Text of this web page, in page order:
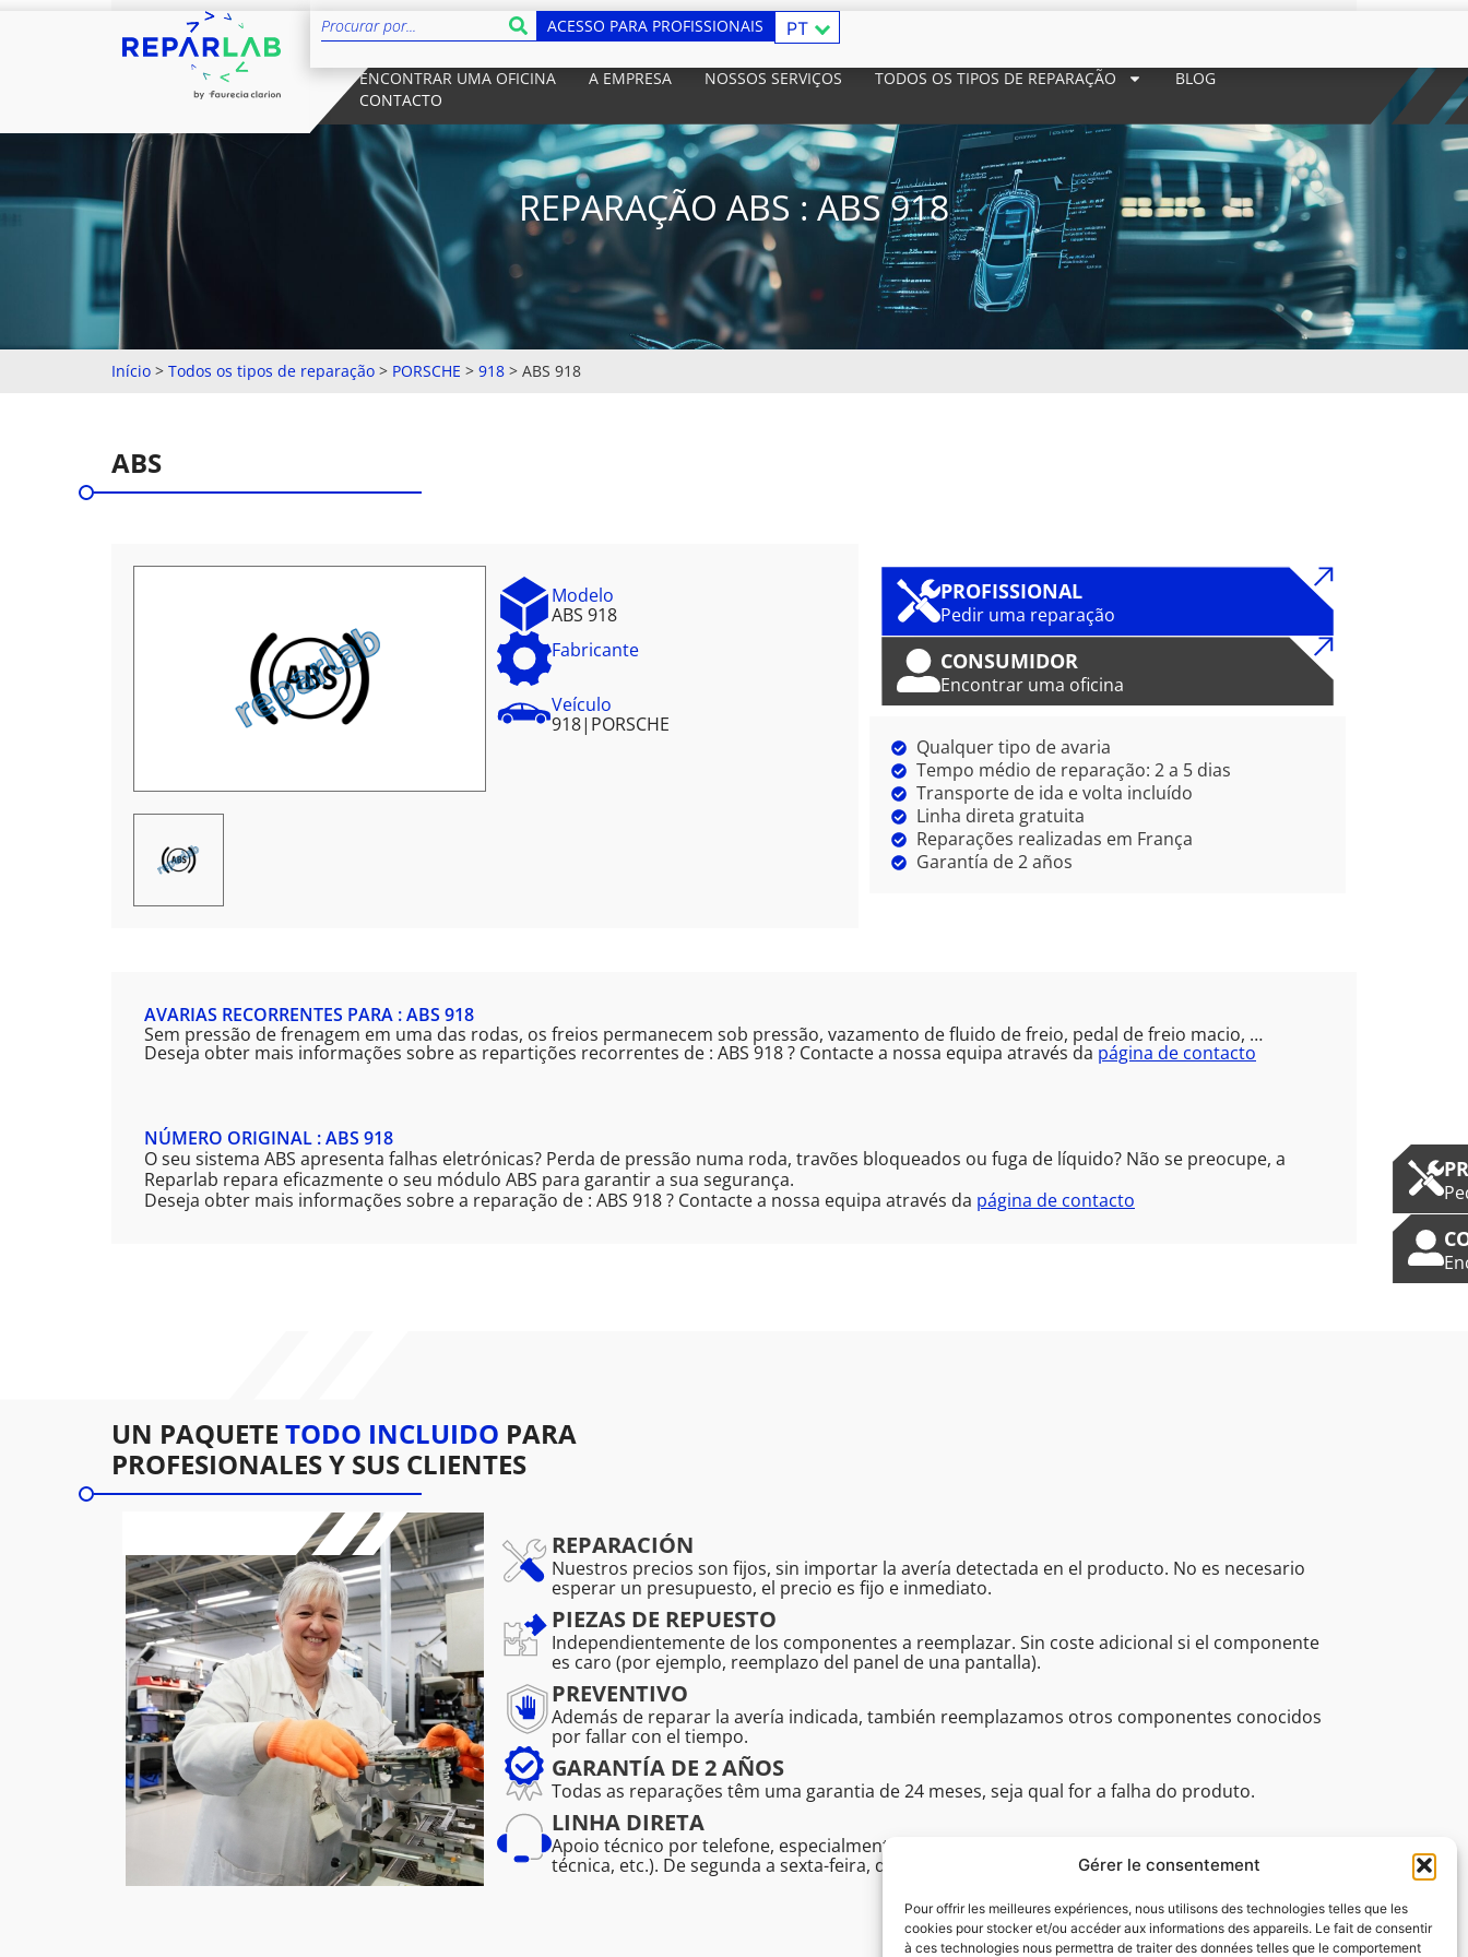
Gérer le consentement
Pour offrir les meilleures expériences, nous utilisons des technologies telles que les
cookies pour stocker et/ou accéder aux informations des appareils. Le fait de consentir
à ces technologies nous permettra de traiter des données telles que le comportement
ACESSO PARA PROFISSIONAIS PT
ENCONTRAR UMA OFICINA A EMPRESA NOSSOS SERVIÇOS TODOS OS TIPOS DE REPARAÇÃO
BLOG
CONTACTO
REPARAÇÃO ABS : ABS 918
Início > Todos os tipos de reparação > PORSCHE > 918 > ABS 918
ABS
Modelo
ABS 918
Fabricante
Veículo
918| PORSCHE
PROFISSIONAL
Pedir uma reparação
CONSUMIDOR
Encontrar uma oficina
Qualquer tipo de avaria
Tempo médio de reparação: 2 a 5 dias
Transporte de ida e volta incluído
Linha direta gratuita
Reparações realizadas em França
Garantía de 2 años
AVARIAS RECORRENTES PARA : ABS 918
Sem pressão de frenagem em uma das rodas, os freios permanecem sob pressão, vazamento de fluido de freio, pedal de freio macio, …
Deseja obter mais informações sobre as repartições recorrentes de : ABS 918 ? Contacte a nossa equipa através da página de contacto
NÚMERO ORIGINAL : ABS 918
O seu sistema ABS apresenta falhas eletrónicas? Perda de pressão numa roda, travões bloqueados ou fuga de líquido? Não se preocupe, a
Reparlab repara eficazmente o seu módulo ABS para garantir a sua segurança.
Deseja obter mais informações sobre a reparação de : ABS 918 ? Contacte a nossa equipa através da página de contacto
UN PAQUETE TODO INCLUIDO PARA
PROFESIONALES Y SUS CLIENTES
REPARACIÓN
Nuestros precios son fijos, sin importar la avería detectada en el producto. No es necesario
esperar un presupuesto, el precio es fijo e inmediato.
PIEZAS DE REPUESTO
Independientemente de los componentes a reemplazar. Sin coste adicional si el componente
es caro (por ejemplo, reemplazo del panel de una pantalla).
PREVENTIVO
Además de reparar la avería indicada, también reemplazamos otros componentes conocidos
por fallar con el tiempo.
GARANTÍA DE 2 AÑOS
Todas as reparações têm uma garantia de 24 meses, seja qual for a falha do produto.
LINHA DIRETA
Apoio técnico por telefone, especialmente para profissionais (tempo de resposta, assistência
técnica, etc.). De segunda a sexta-feira, das 08:30 às 16:45.